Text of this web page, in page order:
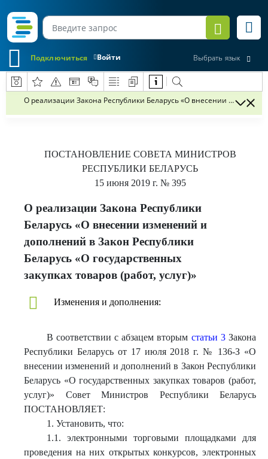
Войти
Подключиться Выбрать язык
О реализации Закона Республики Беларусь «О внесении
ПОСТАНОВЛЕНИЕ СОВЕТА МИНИСТРОВ
РЕСПУБЛИКИ БЕЛАРУСЬ
15 июня 2019 г. № 395
О реализации Закона Республики
Беларусь «О внесении изменений и
дополнений в Закон Республики
Беларусь «О государственных
закупках товаров (работ, услуг)»
Изменения и дополнения:
В соответствии с абзацем вторым статьи 3Закона
Республики Беларусь от 17 июля 2018 г. № 136-З «О
внесении изменений и дополнений в Закон Республики
Беларусь «О государственных закупках товаров (работ,
услуг)» Совет Министров Республики Беларусь
ПОСТАНОВЛЯЕТ:
1. Установить, что:
1.1. электронными торговыми площадками для
проведения на них открытых конкурсов, электронных